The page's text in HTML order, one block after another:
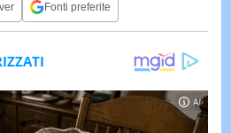
Fonti preferite